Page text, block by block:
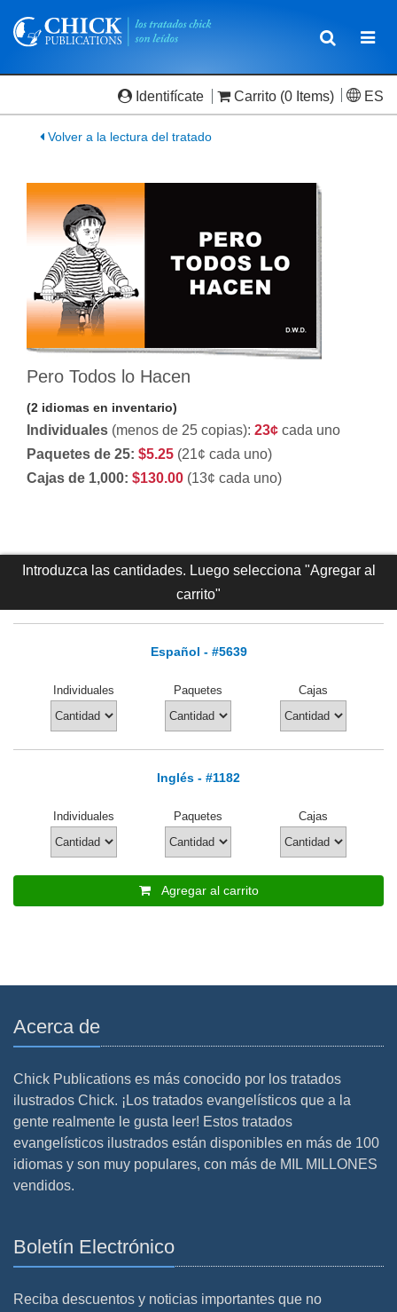
Toggle
Identifícate Carrito (0 Items) ES
Volver a la lectura del tratado
Pero Todos lo Hacen
(2 idiomas en inventario)
Individuales (menos de 25 copias): 23¢ cada uno
Paquetes de 25: $5.25 (21¢ cada uno)
Cajas de 1,000: $130.00 (13¢ cada uno)
Introduzca las cantidades. Luego selecciona "Agregar al
carrito"
Español - #5639
Individuales Paquetes Cajas
Inglés - #1182
Individuales Paquetes Cajas
Agregar al carrito
Acerca de
Chick Publications es más conocido por los tratados
ilustrados Chick. ¡Los tratados evangelísticos que a la
gente realmente le gusta leer! Estos tratados
evangelísticos ilustrados están disponibles en más de 100
idiomas y son muy populares, con más de MIL MILLONES
vendidos.
Boletín Electrónico
Reciba descuentos y noticias importantes que no